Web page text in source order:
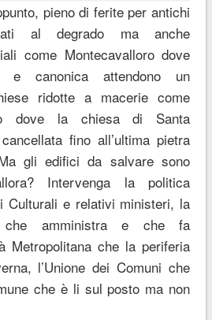
pieno di ferite per antichi
al degrado ma anche
come Montecavalloro dove
e canonica attendono un
ridotte a macerie come
dove la chiesa di Santa
fino all’ultima pietra
gli edifici da salvare sono
Intervenga la politica
Culturali e relativi ministeri, la
che amministra e che fa
Metropolitana che la periferia
l’Unione dei Comuni che
che è li sul posto ma non